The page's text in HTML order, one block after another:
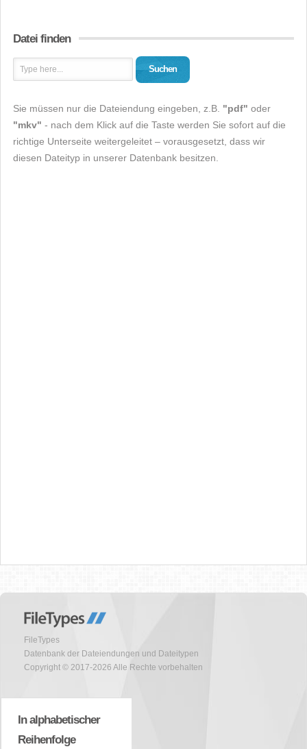
Datei finden
Suchen
Sie müssen nur die Dateiendung eingeben, z.B. "pdf" oder
"mkv" - nach dem Klick auf die Taste werden Sie sofort auf die
richtige Unterseite weitergeleitet – vorausgesetzt, dass wir
diesen Dateityp in unserer Datenbank besitzen.
FileTypes
Datenbank der Dateiendungen und Dateitypen
Copyright © 2017-2026 Alle Rechte vorbehalten
In alphabetischer
Reihenfolge